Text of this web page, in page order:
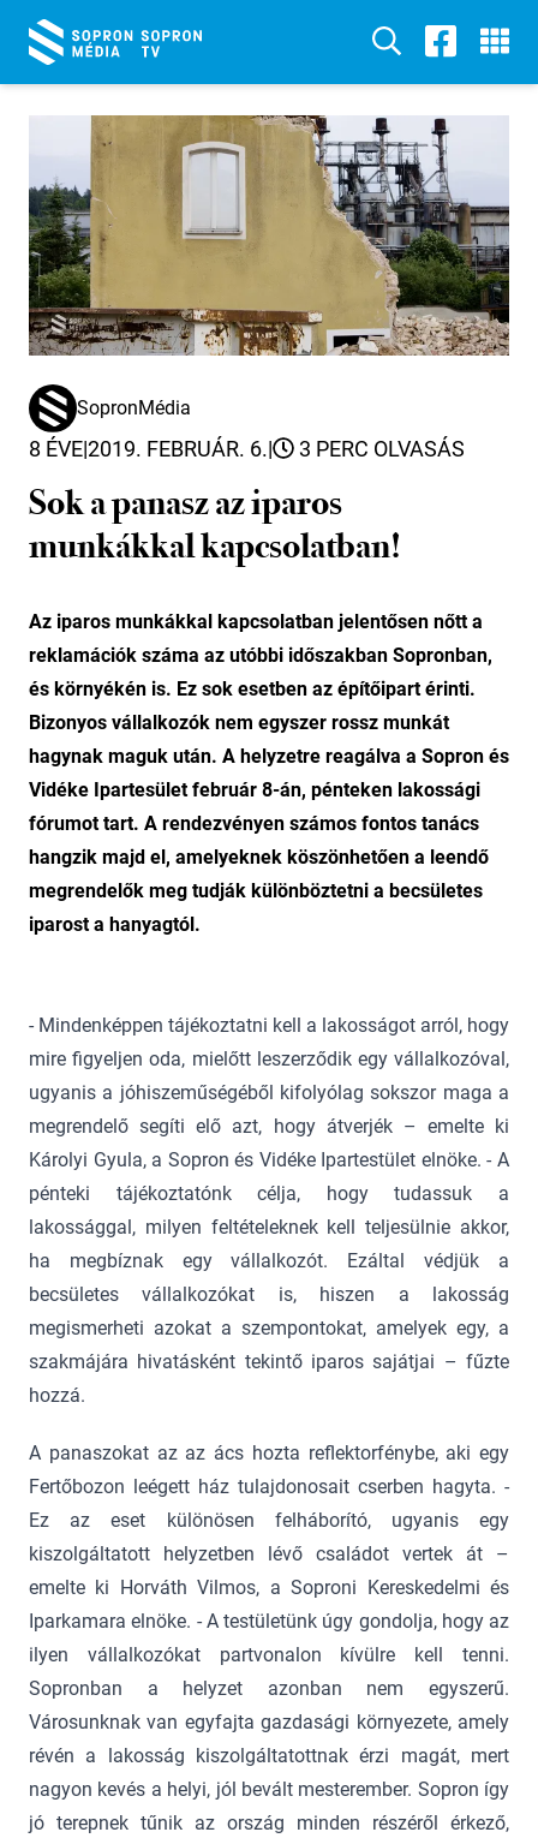
SopronMédia
8 ÉVE|2019. FEBRUÁR. 6.| 3 PERC OLVASÁS
Sok a panasz az iparos
munkákkal kapcsolatban!
Az iparos munkákkal kapcsolatban jelentősen nőtt a
reklamációk száma az utóbbi időszakban Sopronban,
és környékén is. Ez sok esetben az építőipart érinti.
Bizonyos vállalkozók nem egyszer rossz munkát
hagynak maguk után. A helyzetre reagálva a Sopron és
Vidéke Ipartesület február 8-án, pénteken lakossági
fórumot tart. A rendezvényen számos fontos tanács
hangzik majd el, amelyeknek köszönhetően a leendő
megrendelők meg tudják különböztetni a becsületes
iparost a hanyagtól.
- Mindenképpen tájékoztatni kell a lakosságot arról, hogy
mire figyeljen oda, mielőtt leszerződik egy vállalkozóval,
ugyanis a jóhiszeműségéből kifolyólag sokszor maga a
megrendelő segíti elő azt, hogy átverjék – emelte ki
Károlyi Gyula, a Sopron és Vidéke Ipartestület elnöke. - A
pénteki tájékoztatónk célja, hogy tudassuk a
lakossággal, milyen feltételeknek kell teljesülnie akkor,
ha megbíznak egy vállalkozót. Ezáltal védjük a
becsületes vállalkozókat is, hiszen a lakosság
megismerheti azokat a szempontokat, amelyek egy, a
szakmájára hivatásként tekintő iparos sajátjai – fűzte
hozzá.
A panaszokat az az ács hozta reflektorfénybe, aki egy
Fertőbozon leégett ház tulajdonosait cserben hagyta. -
Ez az eset különösen felháborító, ugyanis egy
kiszolgáltatott helyzetben lévő családot vertek át –
emelte ki Horváth Vilmos, a Soproni Kereskedelmi és
Iparkamara elnöke. - A testületünk úgy gondolja, hogy az
ilyen vállalkozókat partvonalon kívülre kell tenni.
Sopronban a helyzet azonban nem egyszerű.
Városunknak van egyfajta gazdasági környezete, amely
révén a lakosság kiszolgáltatottnak érzi magát, mert
nagyon kevés a helyi, jól bevált mesterember. Sopron így
jó terepnek tűnik az ország minden részéről érkező,